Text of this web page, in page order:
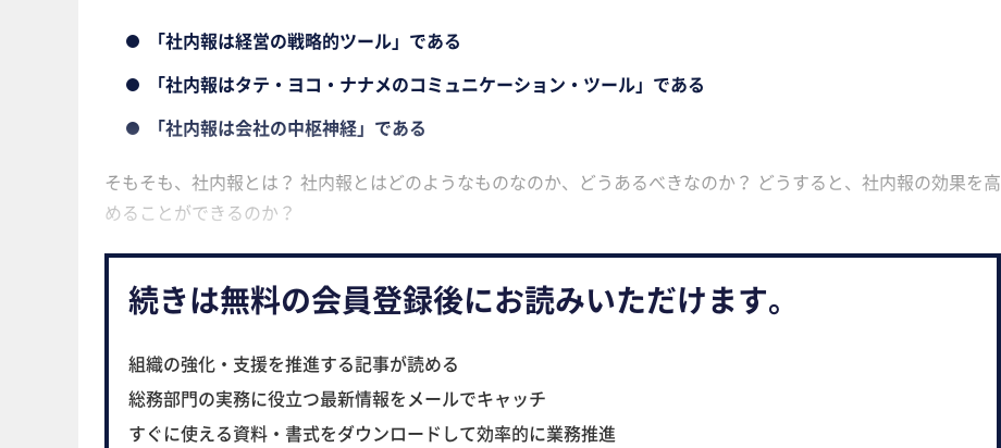
「社内報は経営の戦略的ツール」である
「社内報はタテ・ヨコ・ナナメのコミュニケーション・ツール」である
「社内報は会社の中枢神経」である
そもそも、社内報とは？ 社内報とはどのようなものなのか、どうあるべきなのか？ どうすると、社内報の効果を高
めることができるのか？
続きは無料の会員登録後にお読みいただけます。
組織の強化・支援を推進する記事が読める
総務部門の実務に役立つ最新情報をメールでキャッチ
すぐに使える資料・書式をダウンロードして効率的に業務推進